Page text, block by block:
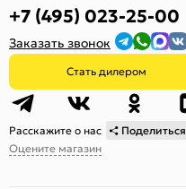
+7 (495) 023-25-00
Заказать звонок
Стать дилером
Расскажите о нас
Поделиться
Оцените магазин